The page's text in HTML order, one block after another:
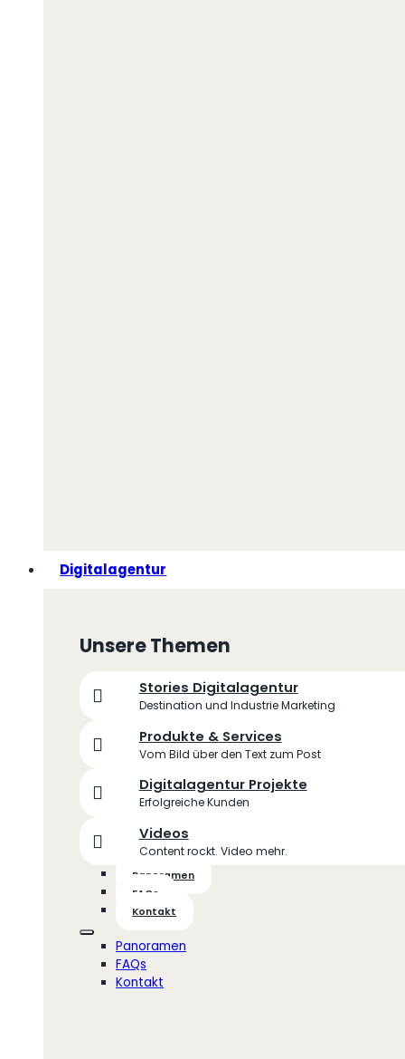
Digitalagentur
Unsere Themen
Stories Digitalagentur
Destination und Industrie Marketing
Produkte & Services
Vom Bild über den Text zum Post
Digitalagentur Projekte
Erfolgreiche Kunden
Videos
Content rockt. Video mehr.
Panoramen
FAQs
Kontakt
Panoramen
FAQs
Kontakt